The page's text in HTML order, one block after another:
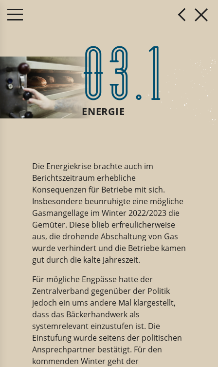
03.1
ENERGIE
Die Energiekrise brachte auch im
Berichtszeitraum erhebliche
Konsequenzen für Betriebe mit sich.
Insbesondere beunruhigte eine mögliche
Gasmangellage im Winter 2022/2023 die
Gemüter. Diese blieb erfreulicherweise
aus, die drohende Abschaltung von Gas
wurde verhindert und die Betriebe kamen
gut durch die kalte Jahreszeit.
Für mögliche Engpässe hatte der
Zentralverband gegenüber der Politik
jedoch ein ums andere Mal klargestellt,
dass das Bäckerhandwerk als
systemrelevant einzustufen ist. Die
Einstufung wurde seitens der politischen
Ansprechpartner bestätigt. Für den
kommenden Winter geht der